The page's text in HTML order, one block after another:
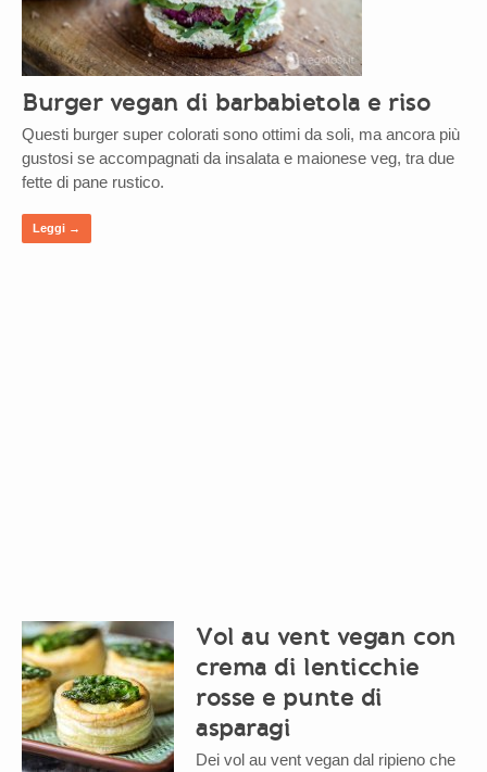
Burger vegan di barbabietola e riso
Questi burger super colorati sono ottimi da soli, ma ancora più
gustosi se accompagnati da insalata e maionese veg, tra due
fette di pane rustico.
Leggi →
Vol au vent vegan con
crema di lenticchie
rosse e punte di
asparagi
Dei vol au vent vegan dal ripieno che